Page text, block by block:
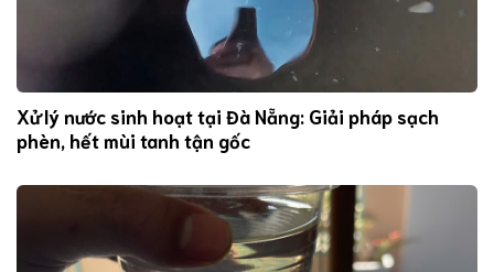
Xử lý nước sinh hoạt tại Đà Nẵng: Giải pháp sạch
phèn, hết mùi tanh tận gốc